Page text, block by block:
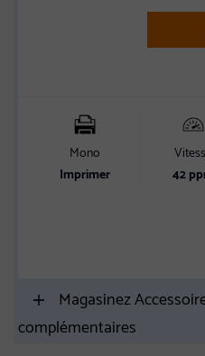
Mono
Imprimer
42
Magasinez
complémentaires